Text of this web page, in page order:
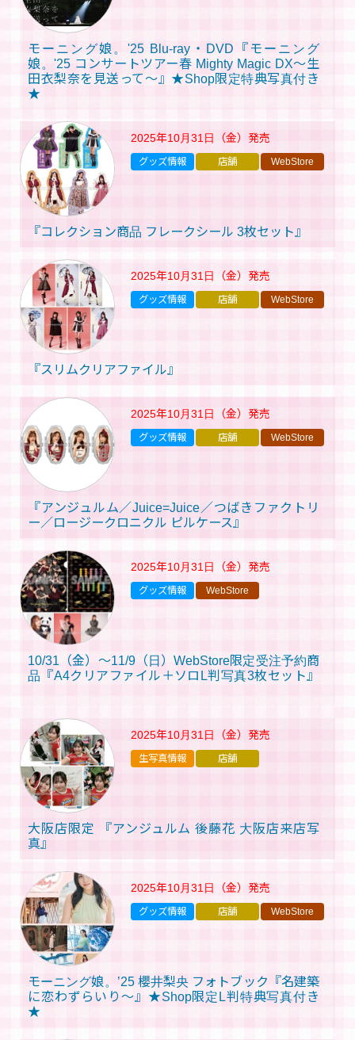
モーニング娘。'25 Blu-ray・DVD『モーニング
娘。'25 コンサートツアー春 Mighty Magic DX～生
田衣梨奈を見送って～』★Shop限定特典写真付き
★
2025年10月31日（金） 発売
『コレクション商品 フレークシール 3枚セット』
グッズ情報 店舗 WebStore
2025年10月31日（金） 発売
『スリムクリアファイル』
グッズ情報 店舗 WebStore
2025年10月31日（金） 発売
『アンジュルム／Juice=Juice／つばきファクトリ
ー／ロージークロニクル ピルケース』
グッズ情報 店舗 WebStore
2025年10月31日（金） 発売
10/31（金）～11/9（日）WebStore限定受注予約商
品『A4クリアファイル＋ソロL判写真3枚セット』
グッズ情報 WebStore
2025年10月31日（金） 発売
大阪店限定 『アンジュルム 後藤花 大阪店来店写
真』
生写真情報 店舗
2025年10月31日（金） 発売
モーニング娘。’25 櫻井梨央 フォトブック『名建築
に恋わずらいり～』★Shop限定L判特典写真付き
★
グッズ情報 店舗 WebStore